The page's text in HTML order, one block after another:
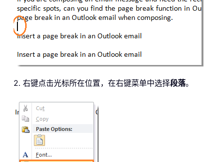
2. 右键点击光标所在位置，在右键菜单中选择段落。